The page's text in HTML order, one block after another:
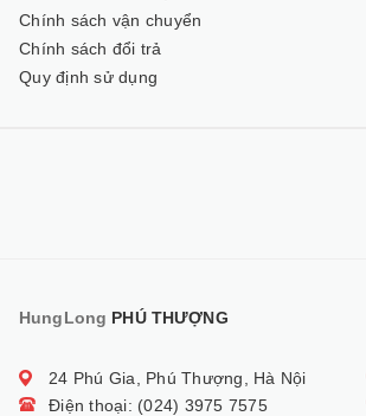
Chính sách vận chuyển
Chính sách đổi trả
Quy định sử dụng
HungLong PHÚ THƯỢNG
24 Phú Gia, Phú Thượng, Hà Nội
Điện thoại: (024) 3975 7575